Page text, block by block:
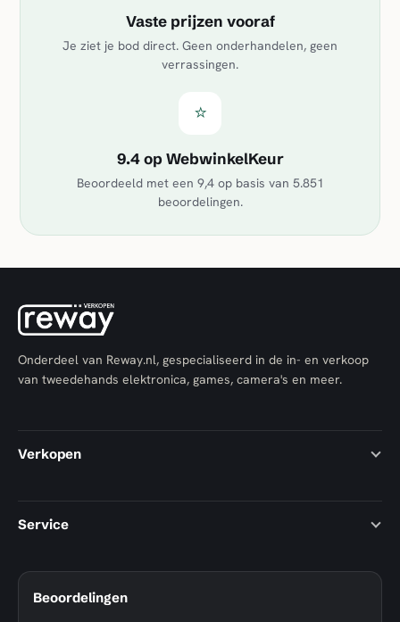
Vaste prijzen vooraf
Je ziet je bod direct. Geen onderhandelen, geen
verrassingen.
⭐
9.4 op WebwinkelKeur
Beoordeeld met een 9,4op basis van 5.851
beoordelingen.
Onderdeel van Reway.nl, gespecialiseerd in de in- en verkoop
van tweedehands elektronica, games, camera's en meer.
Verkopen
Service
Beoordelingen